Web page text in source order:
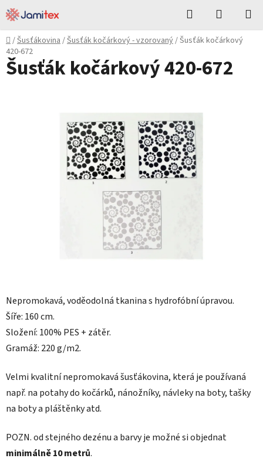
Přejít
na
obsah
Hledat
KOŠÍK
Domů
/Šusťákovina/Šusťák kočárkový - vzorovaný/Šusťák kočárkový
420-672
Nepromokavá, voděodolná tkanina s hydrofóbní úpravou.
Šíře: 160 cm.
Složení: 100% PES + zátěr.
Gramáž: 220 g/m2.
Velmi kvalitní nepromokavá šusťákovina, která je používaná
např. na potahy do kočárků, nánožníky, návleky na boty, tašky
na boty a pláštěnky atd.
POZN.od stejného dezénu a barvy je možné si objednat
minimálně 10 metrů.
Šusťák kočárkový 420-672